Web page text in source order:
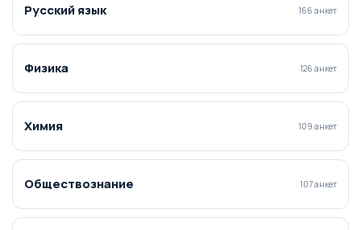
Русский язык 166 анкет
Физика 126 анкет
Химия 109 анкет
Обществознание 107 анкет